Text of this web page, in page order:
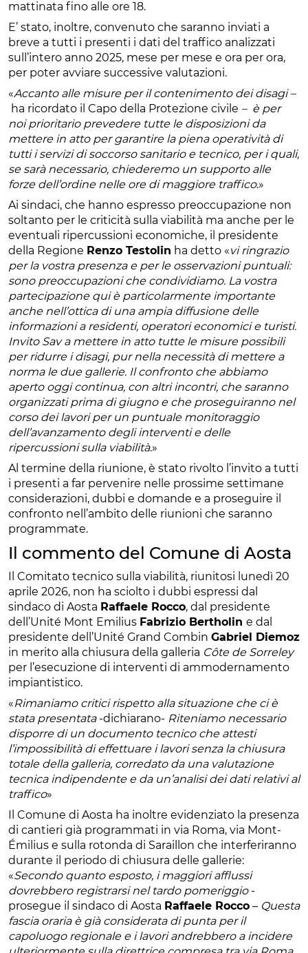
mattinata fino alle ore 18.
E’ stato, inoltre, convenuto che saranno inviati a
breve a tutti i presenti i dati del traffico analizzati
sull’intero anno 2025, mese per mese e ora per ora,
per poter avviare successive valutazioni.
«Accanto alle misure per il contenimento dei disagi –
ha ricordato il Capo della Protezione civile – è per
noi prioritario prevedere tutte le disposizioni da
mettere in atto per garantire la piena operatività di
tutti i servizi di soccorso sanitario e tecnico, per i quali,
se sarà necessario, chiederemo un supporto alle
forze dell’ordine nelle ore di maggiore traffico.»
Ai sindaci, che hanno espresso preoccupazione non
soltanto per le criticità sulla viabilità ma anche per le
eventuali ripercussioni economiche, il presidente
della Regione Renzo Testolin ha detto «vi ringrazio
per la vostra presenza e per le osservazioni puntuali:
sono preoccupazioni che condividiamo. La vostra
partecipazione qui è particolarmente importante
anche nell’ottica di una ampia diffusione delle
informazioni a residenti, operatori economici e turisti.
Invito Sav a mettere in atto tutte le misure possibili
per ridurre i disagi, pur nella necessità di mettere a
norma le due gallerie. Il confronto che abbiamo
aperto oggi continua, con altri incontri, che saranno
organizzati prima di giugno e che proseguiranno nel
corso dei lavori per un puntuale monitoraggio
dell’avanzamento degli interventi e delle
ripercussioni sulla viabilità.»
Al termine della riunione, è stato rivolto l’invito a tutti
i presenti a far pervenire nelle prossime settimane
considerazioni, dubbi e domande e a proseguire il
confronto nell’ambito delle riunioni che saranno
programmate.
Il commento del Comune di Aosta
Il Comitato tecnico sulla viabilità, riunitosi lunedì 20
aprile 2026, non ha sciolto i dubbi espressi dal
sindaco di Aosta Raffaele Rocco, dal presidente
dell’Unité Mont Emilius Fabrizio Bertholin e dal
presidente dell’Unité Grand Combin Gabriel Diemoz
in merito alla chiusura della galleria Côte de Sorreley
per l’esecuzione di interventi di ammodernamento
impiantistico.
«Rimaniamo critici rispetto alla situazione che ci è
stata presentata -dichiarano- Riteniamo necessario
disporre di un documento tecnico che attesti
l’impossibilità di effettuare i lavori senza la chiusura
totale della galleria, corredato da una valutazione
tecnica indipendente e da un’analisi dei dati relativi al
traffico»
Il Comune di Aosta ha inoltre evidenziato la presenza
di cantieri già programmati in via Roma, via Mont-
Émilius e sulla rotonda di Saraillon che interferiranno
durante il periodo di chiusura delle gallerie:
«Secondo quanto esposto, i maggiori afflussi
dovrebbero registrarsi nel tardo pomeriggio -
prosegue il sindaco di Aosta Raffaele Rocco – Questa
fascia oraria è già considerata di punta per il
capoluogo regionale e i lavori andrebbero a incidere